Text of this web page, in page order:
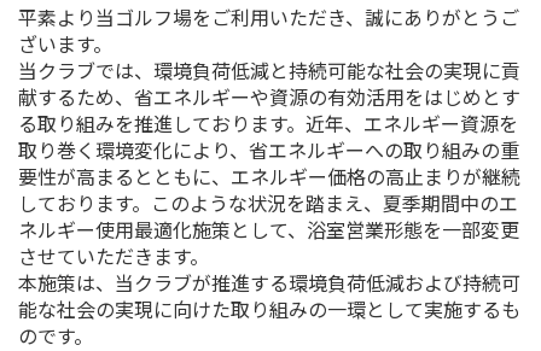
平素より当ゴルフ場をご利用いただき、誠にありがとうご
ざいます。
当クラブでは、環境負荷低減と持続可能な社会の実現に貢
献するため、省エネルギーや資源の有効活用をはじめとす
る取り組みを推進しております。近年、エネルギー資源を
取り巻く環境変化により、省エネルギーへの取り組みの重
要性が高まるとともに、エネルギー価格の高止まりが継続
しております。このような状況を踏まえ、夏季期間中のエ
ネルギー使用最適化施策として、浴室営業形態を一部変更
させていただきます。
本施策は、当クラブが推進する環境負荷低減および持続可
能な社会の実現に向けた取り組みの一環として実施するも
のです。